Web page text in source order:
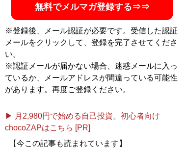
無料でメルマガ登録する⇒⇒
※登録後、メール認証が必要です。受信した認証
メールをクリックして、登録を完了させてくださ
い。
※認証メールが届かない場合、迷惑メールに入っ
ているか、メールアドレスが間違っている可能性
があります。再度ご登録ください。
▶ 月2,980円で始める自己投資。初心者向け
chocoZAPはこちら [PR]
【今この記事も読まれています】